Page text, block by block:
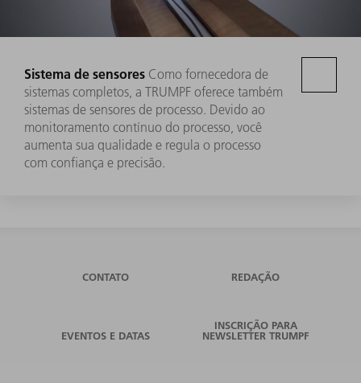
Sistema de sensores Como fornecedora de
sistemas completos, a TRUMPF oferece também
sistemas de sensores de processo. Devido ao
monitoramento contínuo do processo, você
aumenta sua qualidade e regula o processo
com confiança e precisão.
CONTATO REDAÇÃO
EVENTOS E DATAS
INSCRIÇÃO PARA
NEWSLETTER TRUMPF